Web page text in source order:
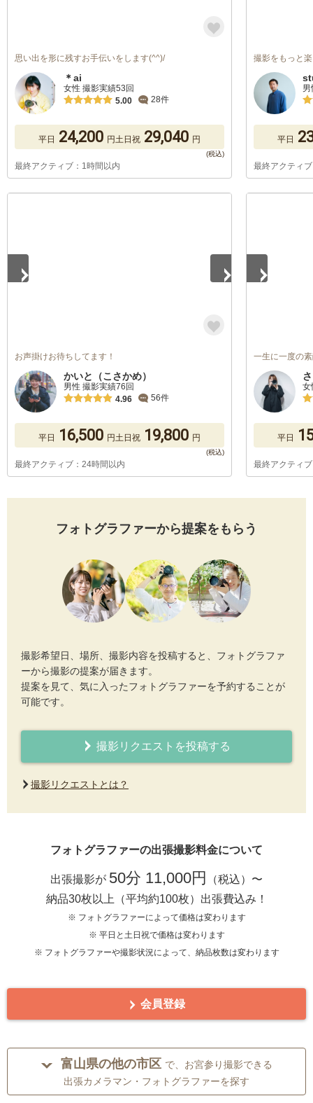
思い出を形に残すお手伝いをします(^^)/
＊ai
女性 撮影実績53回
5.00
28件
平日 24,200 円土日祝 29,040 円
最終アクティブ：1時間以内
撮影をもっと
平日
最終アクティ
お声掛けお待ちしてます！
かいと（こさかめ）
男性 撮影実績76回
4.96
56件
平日 16,500 円土日祝 19,800 円
最終アクティブ：24時間以内
一生に一度の
女
平日
最終アクティ
フォトグラファーから提案をもらう
撮影希望日、場所、撮影内容を投稿すると、フォトグラファ
ーから撮影の提案が届きます。
提案を見て、気に入ったフォトグラファーを予約することが
可能です。
撮影リクエストを投稿する
撮影リクエストとは？
フォトグラファーの出張撮影料金について
出張撮影が 50分 11,000円
（税込）〜
納品30枚以上（平均約100枚）出張費込み！
※ フォトグラファーによって価格は変わります
※ 平日と土日祝で価格は変わります
※ フォトグラファーや撮影状況によって、納品枚数は変わります
会員登録
富山県の他の市区 で、お宮参り撮影できる
出張カメラマン・フォトグラファーを探す